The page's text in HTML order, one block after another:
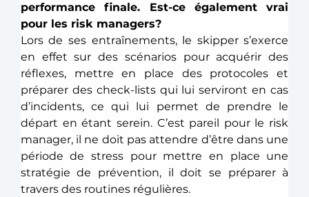
performance finale. Est-ce également vrai
pour les risk managers?
Lors de ses entraînements, le skipper s’exerce
en effet sur des scénarios pour acquérir des
réflexes, mettre en place des protocoles et
préparer des check-lists qui lui serviront en cas
d’incidents, ce qui lui permet de prendre le
départ en étant serein. C’est pareil pour le risk
manager, il ne doit pas attendre d’être dans une
période de stress pour mettre en place une
stratégie de prévention, il doit se préparer à
travers des routines régulières.